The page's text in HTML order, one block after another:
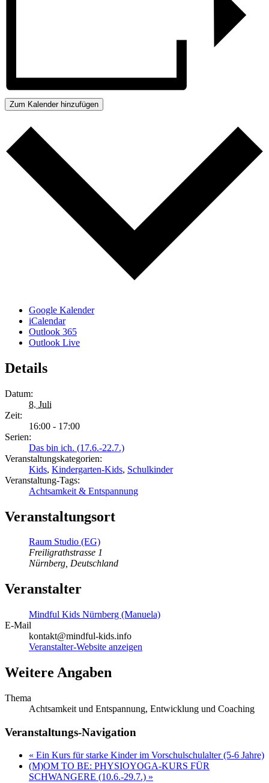
Zum Kalender hinzufügen
Google Kalender
iCalendar
Outlook 365
Outlook Live
Details
Datum:
8. Juli
Zeit:
16:00 - 17:00
Serien:
Das bin ich. (17.6.-22.7.)
Veranstaltungskategorien:
Kids, Kindergarten-Kids, Schulkinder
Veranstaltung-Tags:
Achtsamkeit & Entspannung
Veranstaltungsort
Raum Studio (EG)
Freiligrathstrasse 1
Nürnberg, Deutschland
Veranstalter
Mindful Kids Nürnberg (Manuela)
E-Mail
kontakt@mindful-kids.info
Veranstalter-Website anzeigen
Weitere Angaben
Thema
Achtsamkeit und Entspannung, Entwicklung und Coaching
Veranstaltungs-Navigation
« Ein Kurs für starke Kinder im Vorschulschulalter (5-6 Jahre)
(M)OM TO BE: PHYSIOYOGA-KURS FÜR
SCHWANGERE (10.6.-29.7.) »